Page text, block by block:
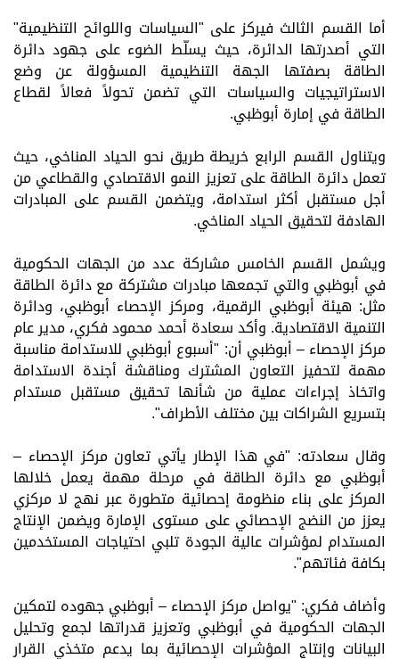
أما القسم الثالث فيركز على "السياسات واللوائح التنظيمية"
التي أصدرتها الدائرة، حيث يسلّط الضوء على جهود دائرة
الطاقة بصفتها الجهة التنظيمية المسؤولة عن وضع
الاستراتيجيات والسياسات التي تضمن تحولاً فعالاً لقطاع
الطاقة في إمارة أبوظبي.
ويتناول القسم الرابع خريطة طريق نحو الحياد المناخي، حيث
تعمل دائرة الطاقة على تعزيز النمو الاقتصادي والقطاعي من
أجل مستقبل أكثر استدامة، ويتضمن القسم على المبادرات
الهادفة لتحقيق الحياد المناخي.
ويشمل القسم الخامس مشاركة عدد من الجهات الحكومية
في أبوظبي والتي تجمعها مبادرات مشتركة مع دائرة الطاقة
مثل: هيئة أبوظبي الرقمية، ومركز الإحصاء أبوظبي، ودائرة
التنمية الاقتصادية. وأكد سعادة أحمد محمود فكري، مدير عام
مركز الإحصاء – أبوظبي أن: "أسبوع أبوظبي للاستدامة مناسبة
مهمة لتحفيز التعاون المشترك ومناقشة أجندة الاستدامة
واتخاذ إجراءات عملية من شأنها تحقيق مستقبل مستدام
بتسريع الشراكات بين مختلف الأطراف."
وقال سعادته: "في هذا الإطار يأتي تعاون مركز الإحصاء –
أبوظبي مع دائرة الطاقة في مرحلة مهمة يعمل خلالها
المركز على بناء منظومة إحصائية متطورة عبر نهج لا مركزي
يعزز من النضج الإحصائي على مستوى الإمارة ويضمن الإنتاج
المستدام لمؤشرات عالية الجودة تلبي احتياجات المستخدمين
بكافة فئاتهم."
وأضاف فكري: "يواصل مركز الإحصاء – أبوظبي جهوده لتمكين
الجهات الحكومية في أبوظبي وتعزيز قدراتها لجمع وتحليل
البيانات وإنتاج المؤشرات الإحصائية بما يدعم متخذي القرار